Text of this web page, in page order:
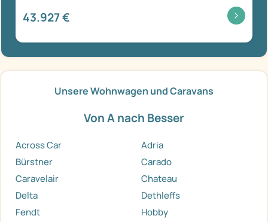
43.927 €
Unsere Wohnwagen und Caravans
Von A nach Besser
Across Car
Adria
Bürstner
Carado
Caravelair
Chateau
Delta
Dethleffs
Fendt
Hobby